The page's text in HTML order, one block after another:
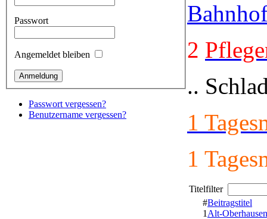
Passwort
Angemeldet bleiben
Passwort vergessen?
Benutzername vergessen?
2
..
1
1
Titelfilter
#Beitragstitel
1 Alt-Oberhausen